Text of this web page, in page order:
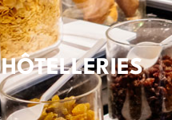
HÔTELLERIES